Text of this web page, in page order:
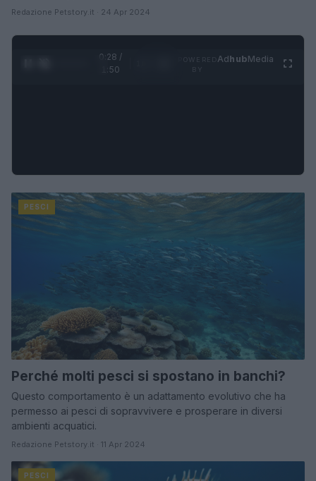
Redazione Petstory.it · 24 Apr 2024
0:30 /
1:50
AdhubMedia
PESCI
Perché molti pesci si spostano in banchi?
Questo comportamento è un adattamento evolutivo che ha
permesso ai pesci di sopravvivere e prosperare in diversi
ambienti acquatici.
Redazione Petstory.it · 11 Apr 2024
PESCI